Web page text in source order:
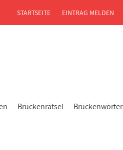
Brückenrätsel Brückenwörter
STARTSEITE EINTRAG MELDEN